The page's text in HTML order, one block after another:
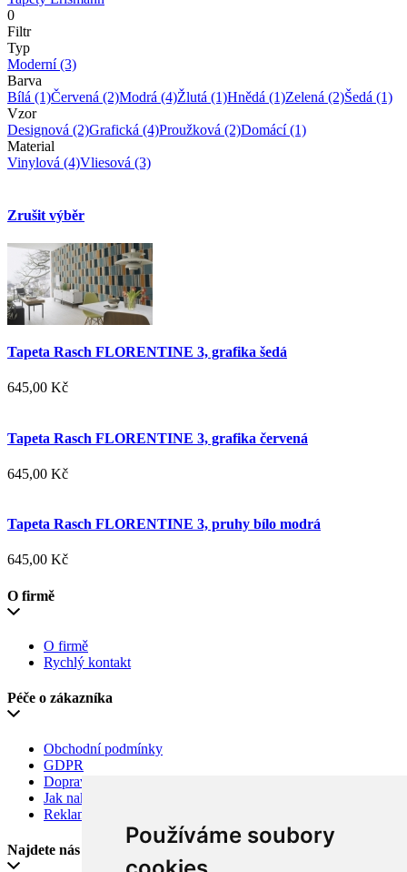
Používáme soubory
0
Filtr
Typ
Moderní(3)
Barva
Bílá (1)Červená (2)Modrá (4)Žlutá (1)Hnědá (1)Zelená (2)Šedá (1)
Vzor
Designová (2)Grafická (4)Proužková (2)Domácí(1)
Material
Vinylová (4)Vliesová (3)
Zrušit výběr
Tapeta Rasch FLORENTINE 3, grafika šedá
645,00 Kč
Tapeta Rasch FLORENTINE 3, grafika červená
645,00 Kč
Tapeta Rasch FLORENTINE 3, pruhy bílo modrá
645,00 Kč
O firmě
O firmě
Rychlý kontakt
Péče o zákazníka
Obchodní podmínky
GDPR
Doprava
Jak nakupovat
Reklamace
Najdete nás